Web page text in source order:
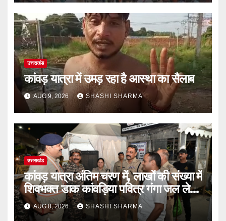
उत्तराखंड
कांवड़ यात्रा में उमड़ रहा है आस्था का सैलाब
AUG 9, 2026 SHASHI SHARMA
उत्तराखंड
कांवड़ यात्रा अंतिम चरण में, लाखों की संख्या में
शिवभक्त डाक कांवड़िया पवित्र गंगा जल लेने
हरिद्वार पहुंच रहे
AUG 8, 2026 SHASHI SHARMA